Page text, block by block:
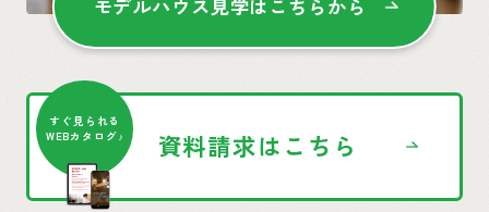
モデルハウス見学はこちらから
すぐ見られる
WEBカタログ♪
資料請求はこちら